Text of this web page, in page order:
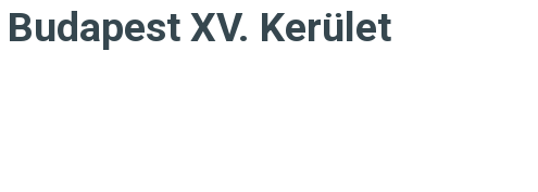
XV. Kerület